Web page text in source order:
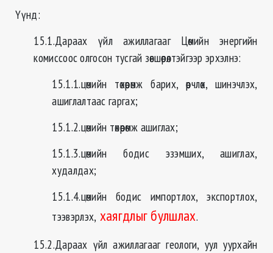
Үүнд:
15.1.Дараах үйл ажиллагааг Цөмийн энергийн
комиссоос олгосон тусгай зөвшөөрөлтэйгээр эрхэлнэ:
15.1.1.цөмийн төхөөрөмж барих, өөрчлөх, шинэчлэх,
ашиглалтаас гаргах;
15.1.2.цөмийн төхөөрөмж ашиглах;
15.1.3.цөмийн бодис эзэмших, ашиглах,
худалдах;
15.1.4.цөмийн бодис импортлох, экспортлох,
тээвэрлэх, хаягдлыг булшлах.
15.2.Дараах үйл ажиллагааг геологи, уул уурхайн